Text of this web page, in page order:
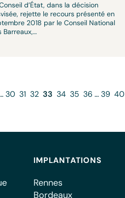
d’État, dans la décision
rejette le recours présenté en
2018 par le Conseil National
Barreaux,…
30 31 32 33 34 35 36 … 39 40
IMPLANTATIONS
Rennes
Bordeaux